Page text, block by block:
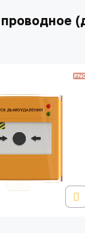
проводное